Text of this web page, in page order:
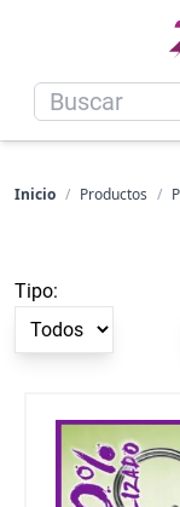
Inicio / Productos /
Tipo:
Llavero